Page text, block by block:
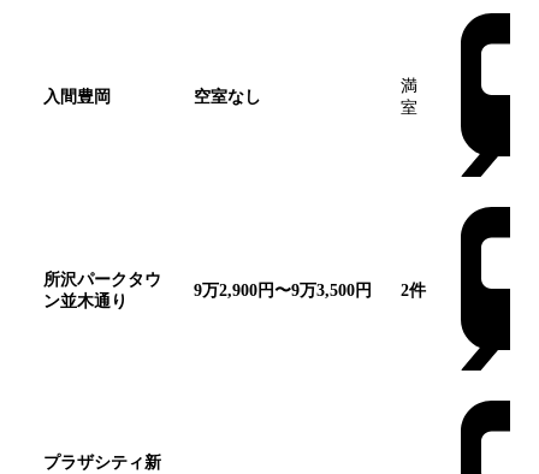
入間豊岡 空室なし
満
室
所沢パークタウ
ン並木通り
9万2,900円〜9万3,500円 2件
プラザシティ新